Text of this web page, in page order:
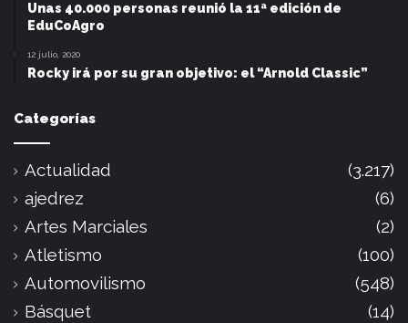
Unas 40.000 personas reunió la 11ª edición de
EduCoAgro
12 julio, 2020
Rocky irá por su gran objetivo: el “Arnold Classic”
Categorías
Actualidad
(3.217)
ajedrez
(6)
Artes Marciales
(2)
Atletismo
(100)
Automovilismo
(548)
Básquet
(14)